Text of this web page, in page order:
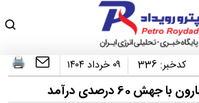
کدخبر: 336 ۰۹ خرداد ۱۴۰۴
60 درصدی درآمد